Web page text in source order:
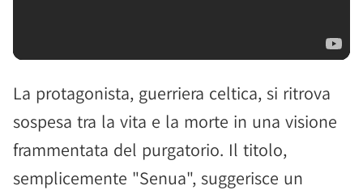
La protagonista, guerriera celtica, si ritrova
sospesa tra la vita e la morte in una visione
frammentata del purgatorio. Il titolo,
semplicemente "Senua", suggerisce un